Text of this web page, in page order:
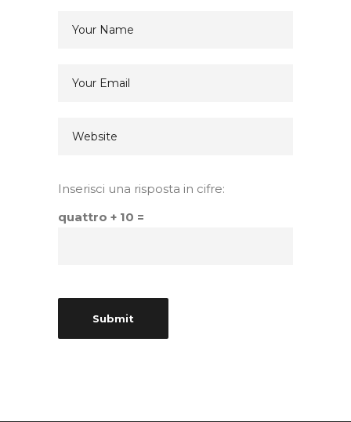
Inserisci una risposta in cifre:
quattro + 10 =